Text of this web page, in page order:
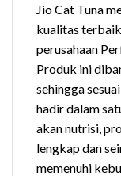
Jio Cat Tuna
kualitas
perusahaan
Produk ini
sehingga
hadir dalam
akan nutrisi,
lengkap dan
memenuhi